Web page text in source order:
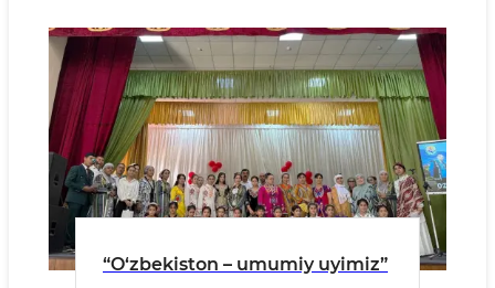
“O‘zbekiston – umumiy uyimiz”